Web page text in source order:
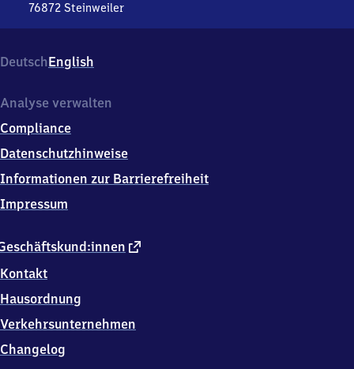
76872 Steinweiler
der
Bahn
7
8
7
Steinweiler
DeutschEnglish
externer
Kontakt
Hausordnung
Verkehrsunternehmen
Changelog
Analyse verwalten
Compliance
Datenschutzhinweise
Informationen zur Barrierefreiheit
Impressum